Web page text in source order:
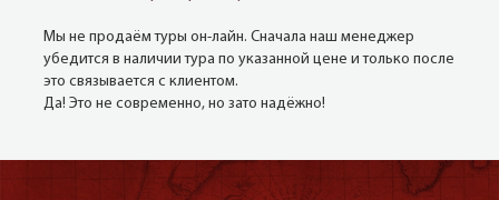
Мы не продаём туры он-лайн. Сначала наш менеджер
убедится в наличии тура по указанной цене и только после
это связывается с клиентом.
Да! Это не современно, но зато надёжно!